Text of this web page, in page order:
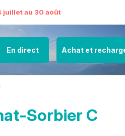
juillet au 30 août
En direct Achat et
Sorbier C